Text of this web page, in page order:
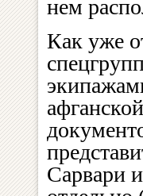
нем
Как уже
Сарвари